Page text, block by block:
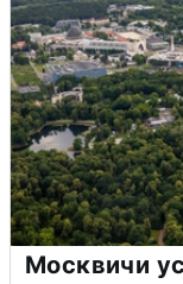
Москвичи